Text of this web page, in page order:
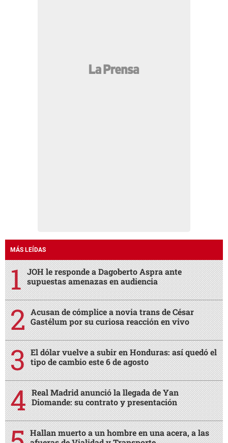
MÁS LEÍDAS
JOH le responde a Dagoberto Aspra ante
supuestas amenazas en audiencia
Acusan de cómplice a novia trans de César
Gastélum por su curiosa reacción en vivo
El dólar vuelve a subir en Honduras: así quedó el
tipo de cambio este 6 de agosto
Real Madrid anunció la llegada de Yan
Diomande: su contrato y presentación
Hallan muerto a un hombre en una acera, a las